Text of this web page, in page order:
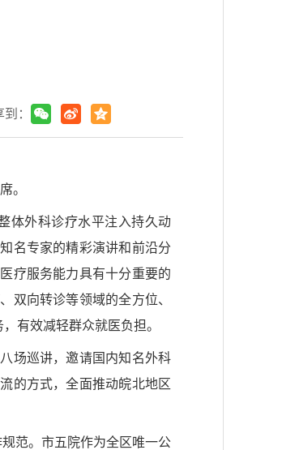
：
。
体外科诊疗水平注入持久动
名专家的精彩演讲和前沿分
疗服务能力具有十分重要的
双向转诊等领域的全方位、
有效减轻群众就医负担。
场巡讲，邀请国内知名外科
的方式，全面推动皖北地区
范。市五院作为全区唯一公